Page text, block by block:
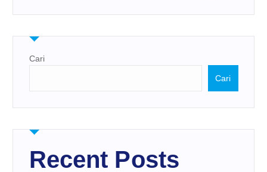
Cari
Cari
Recent Posts